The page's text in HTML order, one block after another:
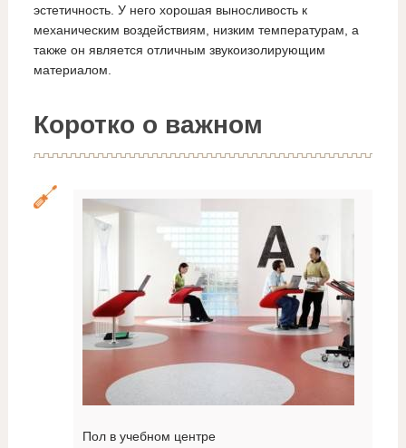
эстетичность. У него хорошая выносливость к
механическим воздействиям, низким температурам, а
также он является отличным звукоизолирующим
материалом.
Коротко о важном
Пол в учебном центре